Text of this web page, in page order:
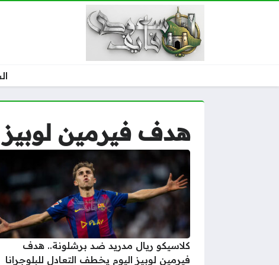
هدف فيرمين لوبيز
كلاسيكو ريال مدريد ضد برشلونة.. هدف
فيرمين لوبيز اليوم يخطف التعادل للبلوجرانا